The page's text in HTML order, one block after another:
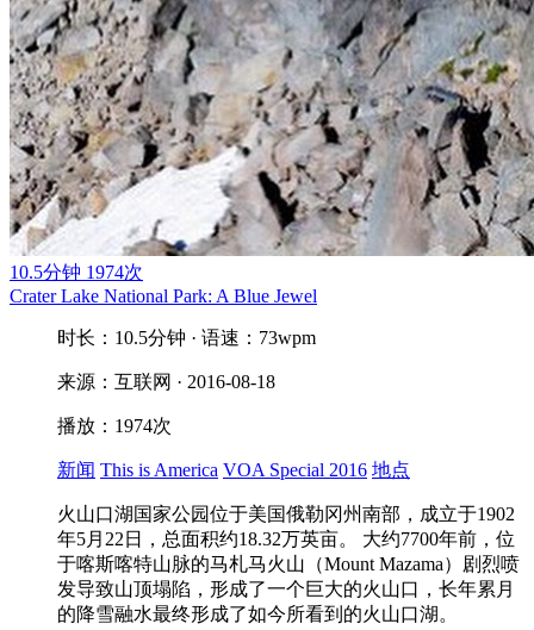
10.5分钟 1974次
Crater Lake National Park: A Blue Jewel
时长：10.5分钟 · 语速：73wpm
来源：互联网 · 2016-08-18
播放：1974次
新闻 This is America VOA Special 2016 地点
火山口湖国家公园位于美国俄勒冈州南部，成立于1902
年5月22日，总面积约18.32万英亩。 大约7700年前，位
于喀斯喀特山脉的马札马火山（Mount Mazama）剧烈喷
发导致山顶塌陷，形成了一个巨大的火山口，长年累月
的降雪融水最终形成了如今所看到的火山口湖。